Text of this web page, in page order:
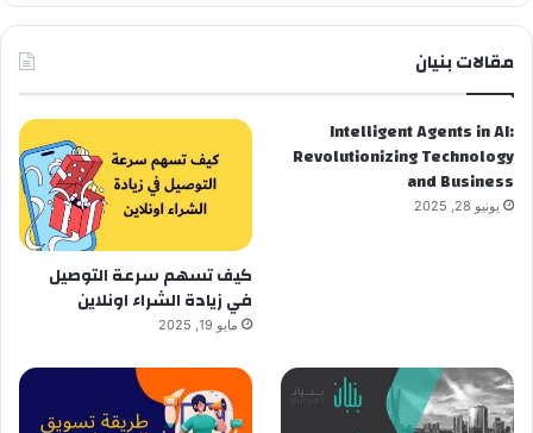
مقالات بنيان
Intelligent Agents in AI:
Revolutionizing Technology
and Business
يونيو 28, 2025
كيف تسهم سرعة التوصيل
في زيادة الشراء اونلاين
مايو 19, 2025